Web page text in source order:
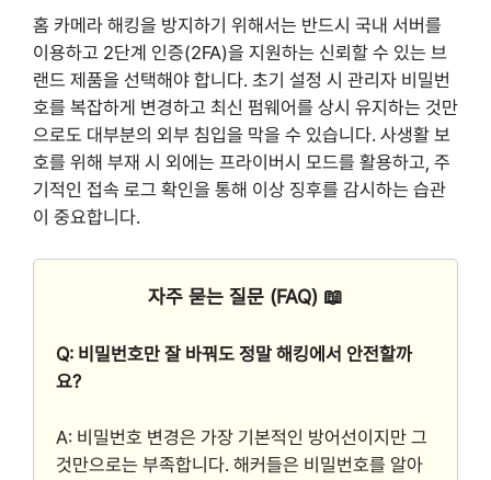
홈 카메라 해킹을 방지하기 위해서는 반드시 국내 서버를
이용하고 2단계 인증(2FA)을 지원하는 신뢰할 수 있는 브
랜드 제품을 선택해야 합니다. 초기 설정 시 관리자 비밀번
호를 복잡하게 변경하고 최신 펌웨어를 상시 유지하는 것만
으로도 대부분의 외부 침입을 막을 수 있습니다. 사생활 보
호를 위해 부재 시 외에는 프라이버시 모드를 활용하고, 주
기적인 접속 로그 확인을 통해 이상 징후를 감시하는 습관
이 중요합니다.
자주 묻는 질문 (FAQ) 📖
Q: 비밀번호만 잘 바꿔도 정말 해킹에서 안전할까
요?
A: 비밀번호 변경은 가장 기본적인 방어선이지만 그
것만으로는 부족합니다. 해커들은 비밀번호를 알아